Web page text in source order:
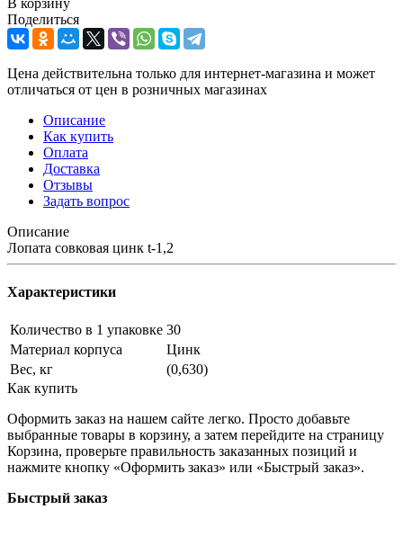
Поделиться
Цена действительна только для интернет-магазина и может
отличаться от цен в розничных магазинах
Описание
Как купить
Оплата
Доставка
Отзывы
Задать вопрос
Описание
Лопата совковая цинк t-1,2
Характеристики
Количество в 1 упаковке 30
Материал корпуса
Цинк
Вес, кг
(0,630)
Как купить
Оформить заказ на нашем сайте легко. Просто добавьте
выбранные товары в корзину, а затем перейдите на страницу
Корзина, проверьте правильность заказанных позиций и
нажмите кнопку «Оформить заказ» или «Быстрый заказ».
Быстрый заказ